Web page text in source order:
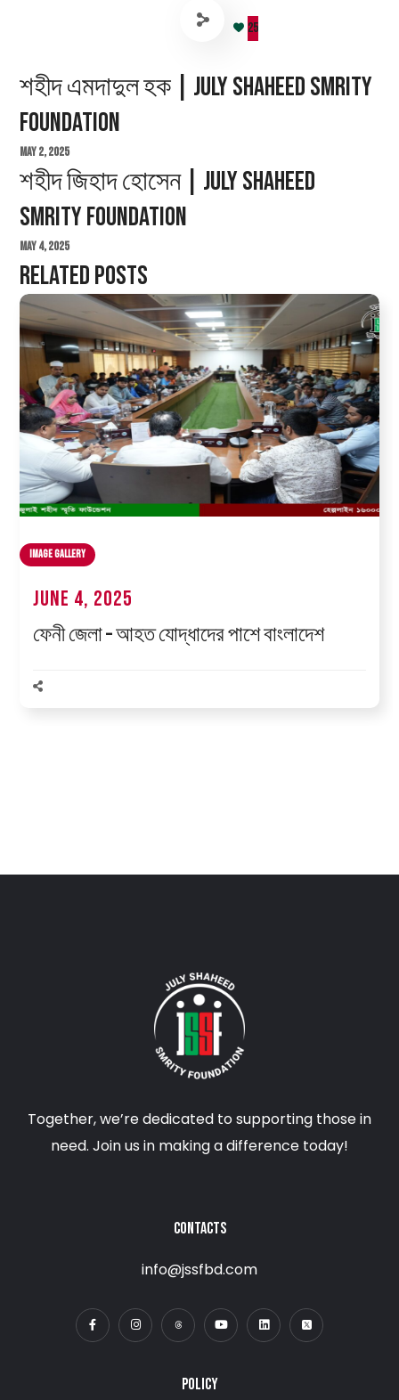
25
শহীদ এমদাদুল হক | July Shaheed Smrity
Foundation
May 2, 2025
শহীদ জিহাদ হোসেন | July Shaheed
Smrity Foundation
May 4, 2025
Related Posts
Image Gallery
June 4, 2025
ফেনী জেলা – আহত যোদ্ধাদের পাশে বাংলাদেশ
Together, we’re dedicated to supporting those in
need. Join us in making a difference today!
CONTACTS
info@jssfbd.com
POLICY